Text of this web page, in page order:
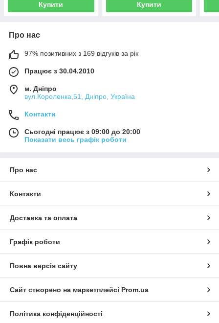
Купити Купити
Про нас
97% позитивних з 169 відгуків за рік
Працює з 30.04.2010
м. Дніпро
вул.Короленка,51, Дніпро, Україна
Контакти
Сьогодні працює з 09:00 до 20:00
Показати весь графік роботи
Про нас
Контакти
Доставка та оплата
Графік роботи
Повна версія сайту
Сайт створено на маркетплейсі Prom.ua
Політика конфіденційності